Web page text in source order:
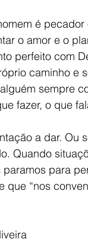
é
o amor e o
perfeito com
caminho e
sempre
fazer, o que
a dar. Ou
Quando
para
que “nos